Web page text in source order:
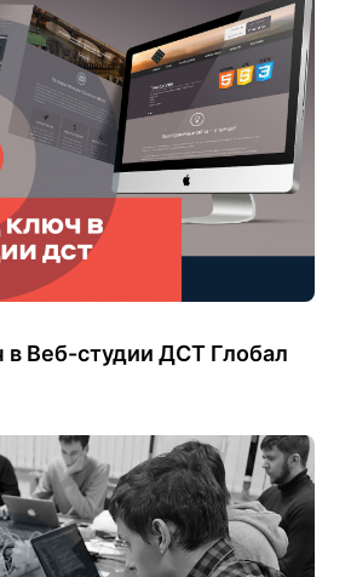
в Веб-студии ДСТ Глобал